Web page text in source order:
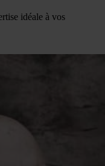
idéale à vos